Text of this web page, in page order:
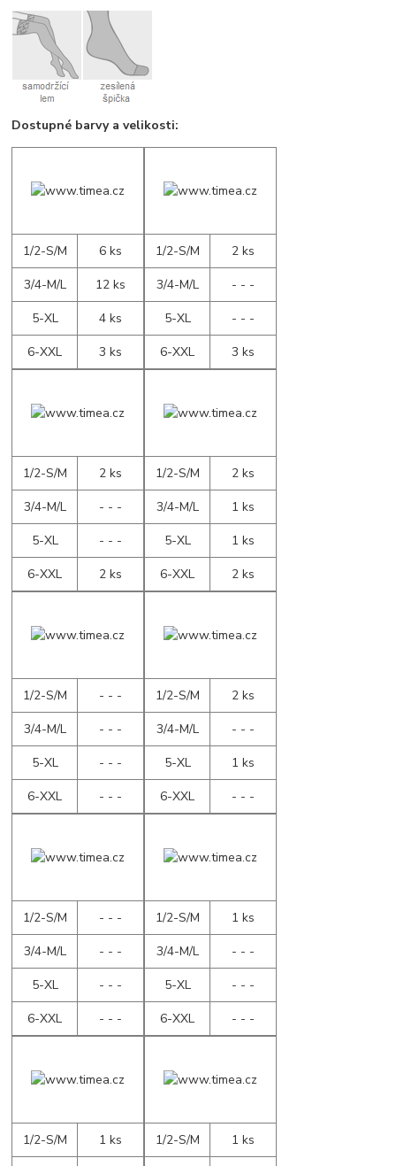
Dostupné barvy a velikosti:
1/2-S/M
6 ks
3/4-M/L
12 ks
5-XL
4 ks
6-XXL
3 ks
1/2-S/M
2 ks
3/4-M/L
- - -
5-XL
- - -
6-XXL
3 ks
1/2-S/M
2 ks
3/4-M/L
- - -
5-XL
- - -
6-XXL
2 ks
1/2-S/M
2 ks
3/4-M/L
1 ks
5-XL
1 ks
6-XXL
2 ks
1/2-S/M
- - -
3/4-M/L
- - -
5-XL
- - -
6-XXL
- - -
1/2-S/M
2 ks
3/4-M/L
- - -
5-XL
1 ks
6-XXL
- - -
1/2-S/M
- - -
3/4-M/L
- - -
5-XL
- - -
6-XXL
- - -
1/2-S/M
1 ks
3/4-M/L
- - -
5-XL
- - -
6-XXL
- - -
1/2-S/M
1 ks
1/2-S/M
1 ks